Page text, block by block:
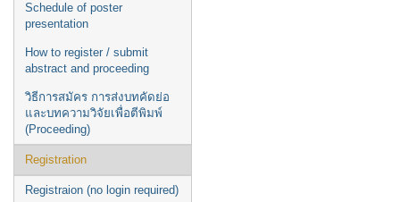
Schedule of poster
presentation
How to register / submit
abstract and proceeding
วิธีการสมัคร การส่งบทคัดย่อ
และบทความวิจัยเพื่อตีพิมพ์
(Proceeding)
Registration
Registraion (no login required)